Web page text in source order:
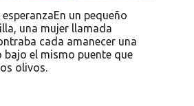
un pequeño
una mujer llamada
cada amanecer una
bajo el mismo puente que
olivos.